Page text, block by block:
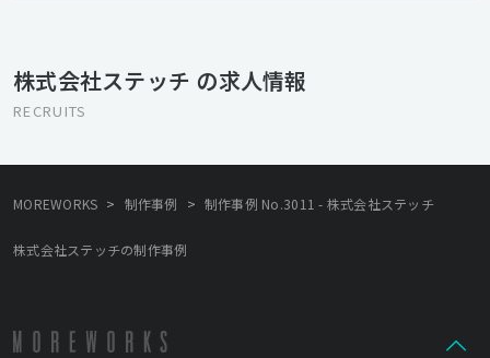
と広告企画制作会社でありながら多数の事業を行っております。
それらは決して広告と無関係の事業ではなく、生活者と直接関わ
株式会社ステッチ の求人情報
RECRUITS
MOREWORKS > 制作事例 > 制作事例 No.3011 - 株式会社ステッチ
株式会社ステッチの制作事例